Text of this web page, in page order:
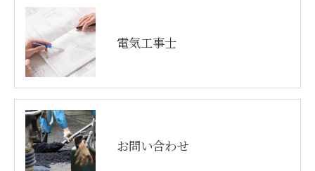
電気工事士
お問い合わせ